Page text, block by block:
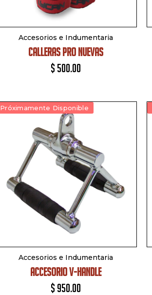
Accesorios e Indumentaria
CALLERAS PRO NUEVAS
$ 500.00
Próximamente Disponible
Accesorios e Indumentaria
ACCESORIO V-HANDLE
$ 950.00